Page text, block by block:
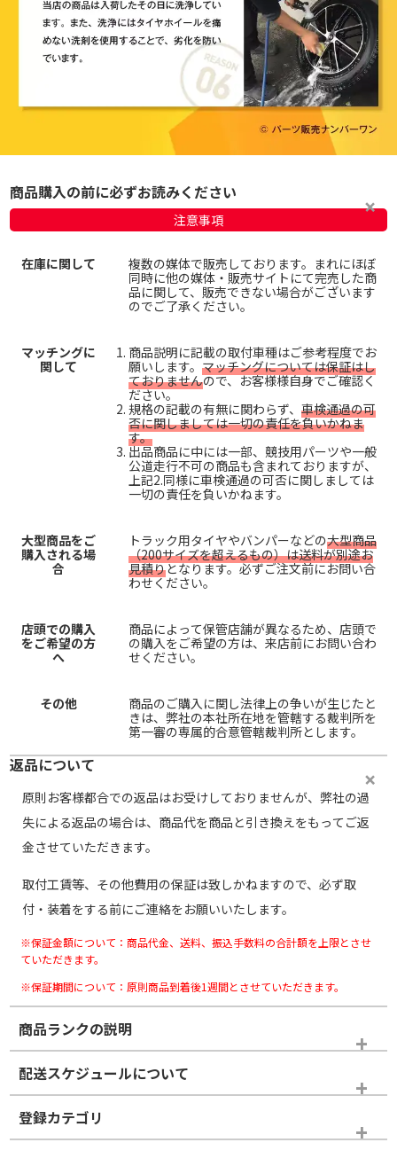
商品購入の前に必ずお読みください
注意事項
在庫に関して
複数の媒体で販売しております。まれにほぼ
同時に他の媒体・販売サイトにて完売した商
品に関して、販売できない場合がございます
のでご了承ください。
マッチングに
関して
商品説明に記載の取付車種はご参考程度でお
願いします。 マッチングについては保証はし
ておりませんので、お客様様自身でご確認く
ださい。
規格の記載の有無に関わらず、 車検通過の可
否に関しましては一切の責任を負いかねま
す。
出品商品に中には一部、競技用パーツや一般
公道走行不可の商品も含まれておりますが、
上記2.同様に車検通過の可否に関しましては
一切の責任を負いかねます。
大型商品をご
購入される場
合
トラック用タイヤやバンパーなどの大型商品
（200サイズを超えるもの）は送料が別途お
見積りとなります。必ずご注文前にお問い合
わせください。
店頭での購入
をご希望の方
へ
商品によって保管店舗が異なるため、店頭で
の購入をご希望の方は、来店前にお問い合わ
せください。
その他
商品のご購入に関し法律上の争いが生じたと
きは、弊社の本社所在地を管轄する裁判所を
第一審の専属的合意管轄裁判所とします。
返品について
原則お客様都合での返品はお受けしておりませんが、弊社の過
失による返品の場合は、商品代を商品と引き換えをもってご返
金させていただきます。
取付工賃等、その他費用の保証は致しかねますので、必ず取
付・装着をする前にご連絡をお願いいたします。
※保証金額について：商品代金、送料、振込手数料の合計額を上限とさせ
ていただきます。
※保証期間について：原則商品到着後1週間とさせていただきます。
商品ランクの説明
※商品ランクは出品者の主観により判断しておりますので、あら
かじめご了承ください。
ホイールランク
配送スケジュールについて
登録カテゴリ
タイヤホイールセット